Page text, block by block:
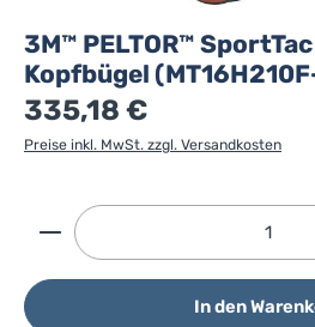
3M™ PELTOR™
Kopfbügel
335,18 €
Preise inkl. MwSt. zzgl. Versandkosten
Produkt Anzahl: Gib den
In den